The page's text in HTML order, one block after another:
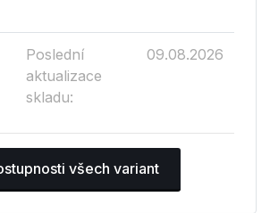
Poslední
aktualizace
skladu:
09.08.2026
všech variant